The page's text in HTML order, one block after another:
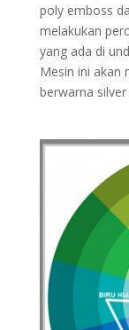
poly emboss
melakukan
yang ada di
Mesin ini akan
berwarna silver